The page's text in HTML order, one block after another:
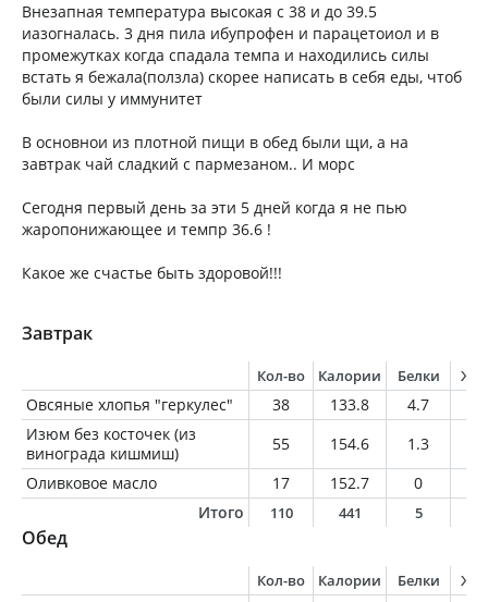
Внезапная температура высокая с 38 и до 39.5
иазогналась. 3 дня пила ибупрофен и парацетоиол и в
промежутках когда спадала темпа и находились силы
встать я бежала(ползла) скорее написать в себя еды, чтоб
были силы у иммунитет
В основнои из плотной пищи в обед были щи, а на
завтрак чай сладкий с пармезаном.. И морс
Сегодня первый день за эти 5 дней когда я не пью
жаропонижающее и темпр 36.6 !
Какое же счастье быть здоровой!!!
Завтрак
Кол-во Калории Белки
Овсяные хлопья "геркулес" 38 133.8 4.7
Изюм без косточек (из
винограда кишмиш)
55 154.6 1.3
Оливковое масло
17 152.7 0
Итого
110 441 5
Обед
Кол-во Калории Белки